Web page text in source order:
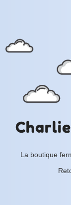
La boutique